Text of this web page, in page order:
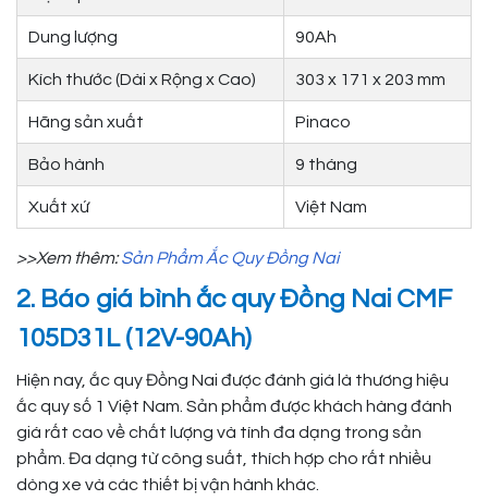
Dung lượng 90Ah
Kích thước (Dài x Rộng x Cao) 303 x 171 x 203 mm
Hãng sản xuất Pinaco
Bảo hành 9 tháng
Xuất xứ Việt Nam
>>Xem thêm:Sản Phẩm Ắc Quy Đồng Nai
2. Báo giá bình ắc quy Đồng Nai CMF
105D31L (12V-90Ah)
Hiện nay, ắc quy Đồng Nai được đánh giá là thương hiệu
ắc quy số 1 Việt Nam. Sản phẩm được khách hàng đánh
giá rất cao về chất lượng và tính đa dạng trong sản
phẩm. Đa dạng từ công suất, thích hợp cho rất nhiều
dòng xe và các thiết bị vận hành khác.